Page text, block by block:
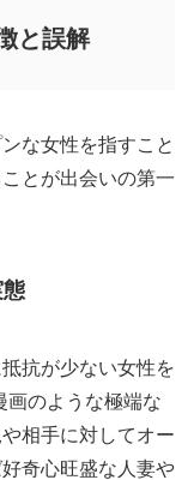
と誤解
な女性を指すこと
とが出会いの第一
抗が少ない女性を
画のような極端な
相手に対してオー
奇心旺盛な人妻や